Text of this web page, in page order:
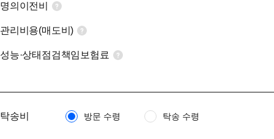
명의이전비
관리비용(매도비)
성능·상태점검책임보험료
탁송비 방문 수령 탁송 수령